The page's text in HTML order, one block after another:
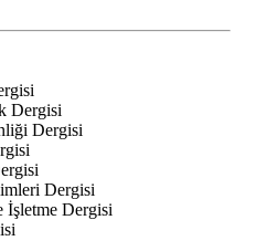
Dergisi
Dergisi
Dergisi
İşletme Dergisi